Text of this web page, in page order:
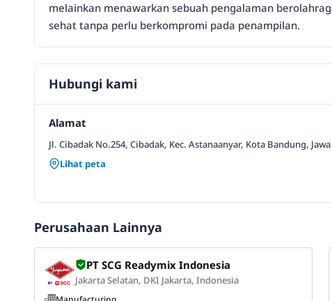
melainkan menawarkan sebuah pengalaman
sehat tanpa perlu berkompromi pada penampilan.
Hubungi kami
Alamat
Jl. Cibadak No.254, Cibadak, Kec. Astanaanyar, Kota Bandung,
Lihat peta
Perusahaan Lainnya
PT SCG Readymix Indonesia
Jakarta Selatan, DKI Jakarta, Indonesia